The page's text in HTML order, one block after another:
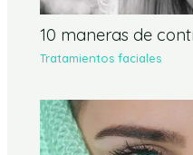
10 maneras de
Tratamientos faciales